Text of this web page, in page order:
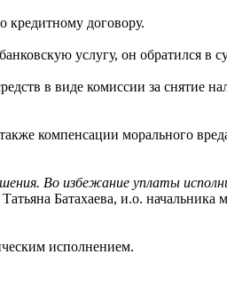
кредитному договору.
услугу, он обратился в
в виде комиссии за снятие
компенсации морального
Во избежание уплаты
Татьяна Батахаева, и.о. начальника
исполнением.